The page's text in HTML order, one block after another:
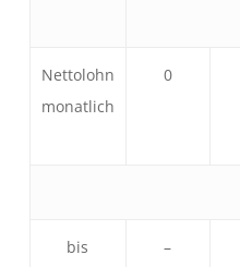
Nettolohn
monatlich
0
bis
–